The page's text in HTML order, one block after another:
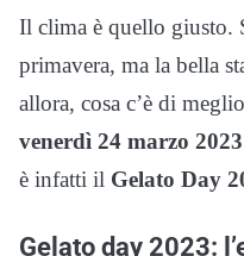
Il clima è quello giusto.
primavera, ma la bella
allora, cosa c’è di
venerdì 24 marzo 2023
è infatti il Gelato Day
Gelato day 2023: